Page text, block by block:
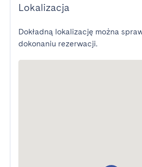
Lokalizacja
Dokładną lokalizację można
dokonaniu rezerwacji.